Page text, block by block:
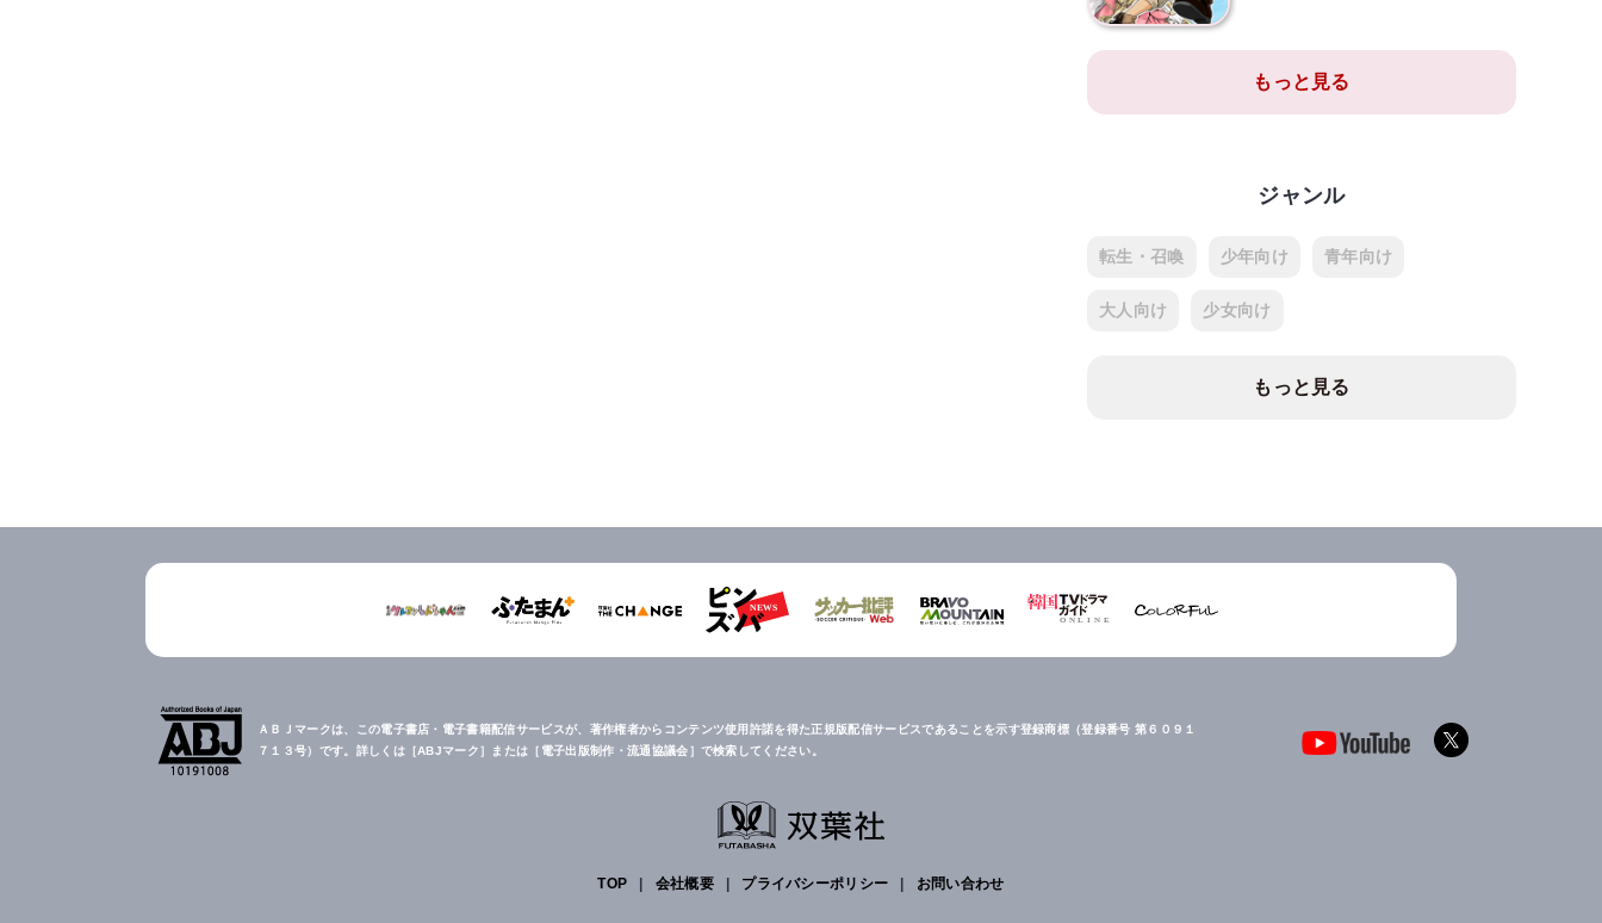
もっと見る
ジャンル
転生・召喚 少年向け 青年向け
大人向け 少女向け
もっと見る
ＡＢＪマークは、この電子書店・電子書籍配信サービスが、著作権者からコンテンツ使用許諾を得た正規版配信サービスであることを示す登録商標（登録番号 第６０９１
７１３号）です。詳しくは［ABJマーク］または［電子出版制作・流通協議会］で検索してください。
TOP 会社概要 プライバシーポリシー お問い合わせ